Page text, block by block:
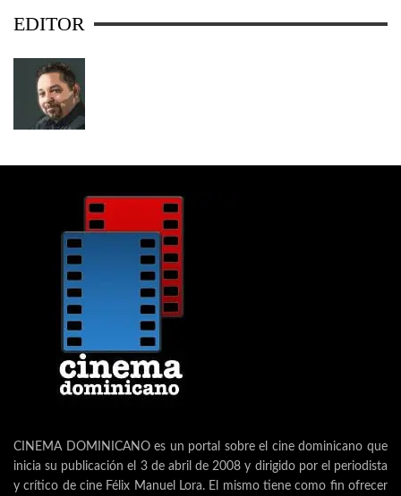
EDITOR
CINEMA DOMINICANO es un portal sobre el cine dominicano que
inicia su publicación el 3 de abril de 2008 y dirigido por el periodista
y crítico de cine Félix Manuel Lora. El mismo tiene como fin ofrecer